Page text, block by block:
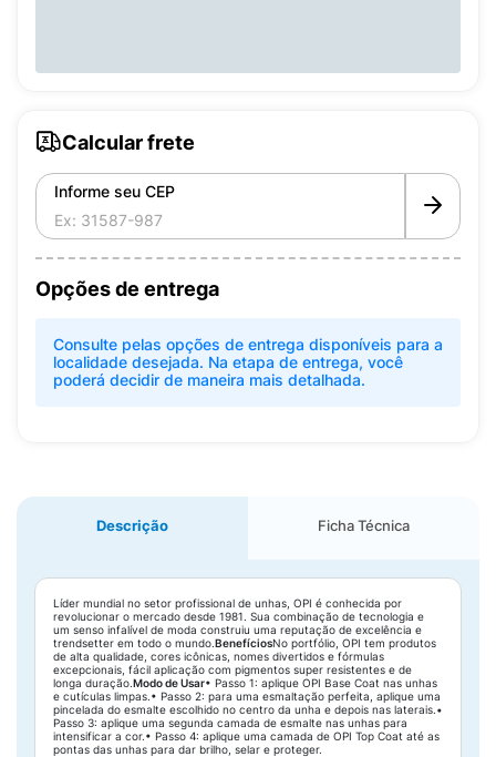
Calcular frete
Informe seu CEP
Opções de entrega
Consulte pelas opções de entrega disponíveis para a
localidade desejada. Na etapa de entrega, você
poderá decidir de maneira mais detalhada.
Descrição Ficha Técnica
Líder mundial no setor profissional de unhas, OPI é conhecida por
revolucionar o mercado desde 1981. Sua combinação de tecnologia e
um senso infalível de moda construiu uma reputação de excelência e
trendsetter em todo o mundo.BenefíciosNo portfólio, OPI tem produtos
de alta qualidade, cores icônicas, nomes divertidos e fórmulas
excepcionais, fácil aplicação com pigmentos super resistentes e de
longa duração.Modo de Usar• Passo 1: aplique OPI Base Coat nas unhas
e cutículas limpas.• Passo 2: para uma esmaltação perfeita, aplique uma
pincelada do esmalte escolhido no centro da unha e depois nas laterais.•
Passo 3: aplique uma segunda camada de esmalte nas unhas para
intensificar a cor.• Passo 4: aplique uma camada de OPI Top Coat até as
pontas das unhas para dar brilho, selar e proteger.